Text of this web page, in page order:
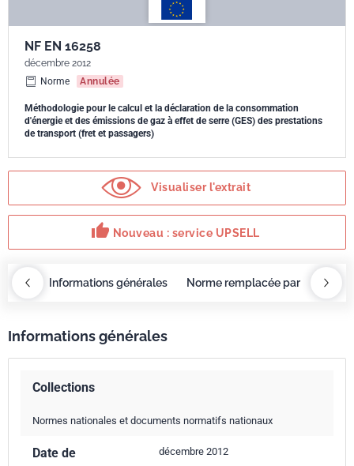
NF EN 16258
décembre 2012
Norme
Annulée
Méthodologie pour le calcul et la déclaration de la consommation
d'énergie et des émissions de gaz à effet de serre (GES) des prestations
de transport (fret et passagers)
Visualiser l'extrait
thumb_up Nouveau : service UPSELL
Informations générales Norme remplacée par
Informations générales
Collections
Normes nationales et documents normatifs nationaux
Date de
décembre 2012